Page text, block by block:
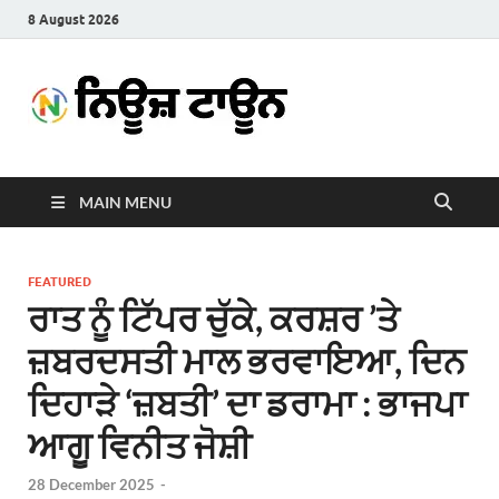
8 August 2026
Town
MAIN MENU
FEATURED
ਰਾਤ ਨੂੰ ਟਿੱਪਰ ਚੁੱਕੇ, ਕਰਸ਼ਰ ’ਤੇ
ਜ਼ਬਰਦਸਤੀ ਮਾਲ ਭਰਵਾਇਆ, ਦਿਨ
ਦਿਹਾੜੇ ‘ਜ਼ਬਤੀ’ ਦਾ ਡਰਾਮਾ : ਭਾਜਪਾ
ਆਗੂ ਵਿਨੀਤ ਜੋਸ਼ੀ
28 December 2025 -